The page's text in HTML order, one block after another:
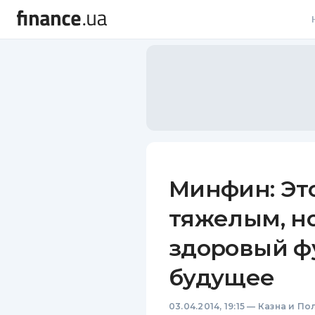
Минфин:
тяжелым,
здоровый
будущее
03.04.2014, 19:15 — Казна и